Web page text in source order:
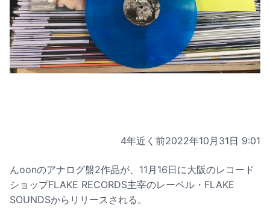
4年近く前2022年10月31日 9:01
んoonのアナログ盤2作品が、11月16日に大阪のレコード
ショップFLAKE RECORDS主宰のレーベル・FLAKE
SOUNDSからリリースされる。